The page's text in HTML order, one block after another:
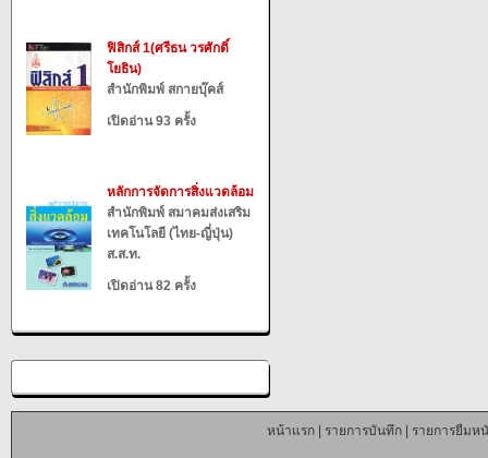
ฟิสิกส์ 1(ศรีธน วรศักดิ์
โยธิน)
สำนักพิมพ์ สกายบุ๊คส์
เปิดอ่าน 93 ครั้ง
หลักการจัดการสิ่งแวดล้อม
สำนักพิมพ์ สมาคมส่งเสริม
เทคโนโลยี (ไทย-ญี่ปุ่น)
ส.ส.ท.
เปิดอ่าน 82 ครั้ง
หน้าแรก| รายการบันทึก| รายการยืมห